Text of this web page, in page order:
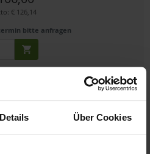
Details Über Cookies
€ 126,14
bitte anfragen